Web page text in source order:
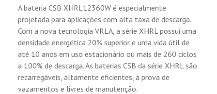
A bateria CSB XHRL12360W é especialmente
projetada para aplicações com alta taxa de descarga.
Com a nova tecnologia VRLA, a série XHRL possui uma
densidade energética 20% superior e uma vida útil de
até 10 anos em uso estacionário ou mais de 260 ciclos
a 100% de descarga. As baterias CSB da série XHRL são
recarregáveis, altamente eficientes, à prova de
vazamentos e livres de manutenção.
desempenho superior.
Formação uniforme da placa para uma
capacidade constante.
Design sem derrames.
Pode ser utilizado em qualquer orientação.
Livre de manutenção.
Baixa autodescarga.
Certificado ISO9001, 14001.